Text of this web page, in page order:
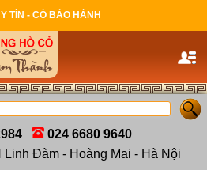
TÍN - CÓ BẢO HÀNH
024 6680 9640
Linh Đàm - Hoàng Mai - Hà Nội